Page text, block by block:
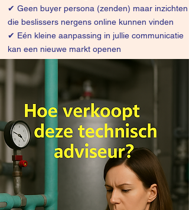
✔ Geen buyer persona (zenden) maar inzichten
die beslissers nergens online kunnen vinden
✔ Eén kleine aanpassing in jullie communicatie
kan een nieuwe markt openen